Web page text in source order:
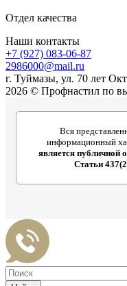
Отдел качества
Наши контакты
+7 (927) 083-06-87
2986000@mail.ru
г. Туймазы, ул. 70 лет
2026 © Профнастил по
Вся
информационный
является публичной
Статьи